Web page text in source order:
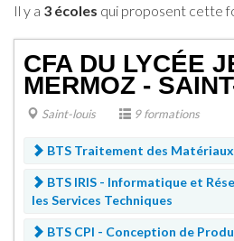
Il y a 3 écoles qui proposent cette
CFA DU LYCÉE
MERMOZ -
Saint-louis 9 formations
BTS Traitement des Matériaux
BTS IRIS - Informatique et
les Services Techniques
BTS CPI - Conception de